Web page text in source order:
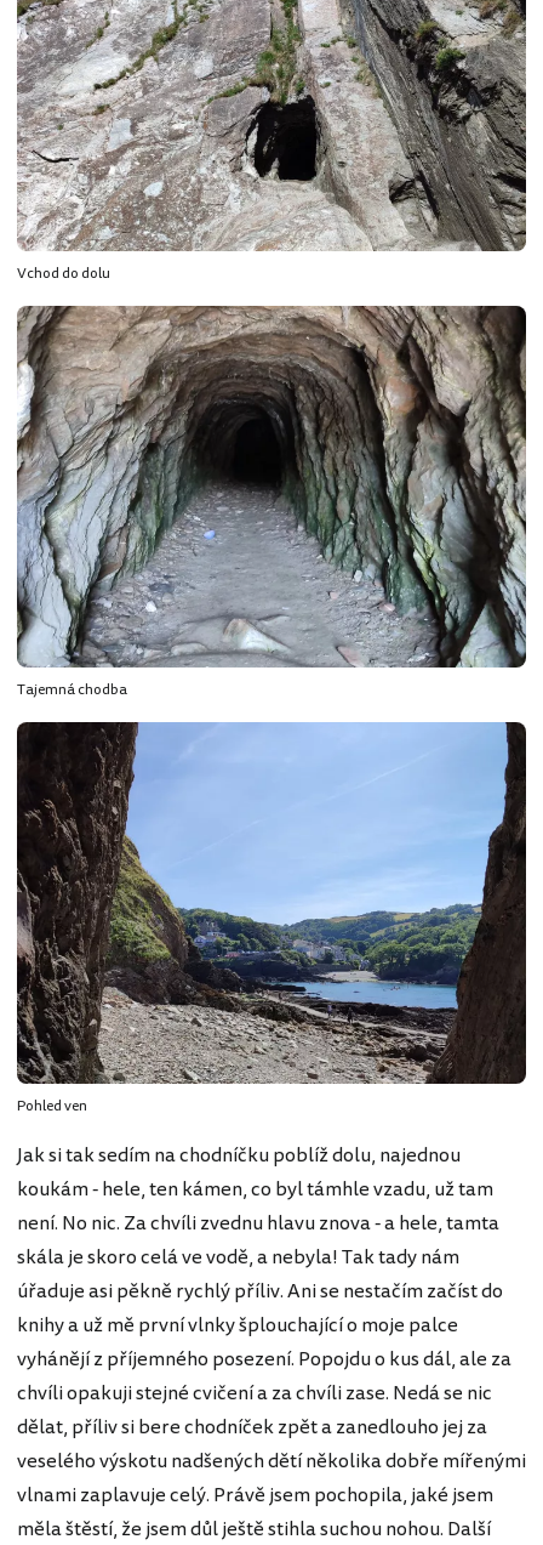
Vchod do dolu
Tajemná chodba
Pohled ven
Jak si tak sedím na chodníčku poblíž dolu, najednou
koukám - hele, ten kámen, co byl támhle vzadu, už tam
není. No nic. Za chvíli zvednu hlavu znova - a hele, tamta
skála je skoro celá ve vodě, a nebyla! Tak tady nám
úřaduje asi pěkně rychlý příliv. Ani se nestačím začíst do
knihy a už mě první vlnky šplouchající o moje palce
vyhánějí z příjemného posezení. Popojdu o kus dál, ale za
chvíli opakuji stejné cvičení a za chvíli zase. Nedá se nic
dělat, příliv si bere chodníček zpět a zanedlouho jej za
veselého výskotu nadšených dětí několika dobře mířenými
vlnami zaplavuje celý. Právě jsem pochopila, jaké jsem
měla štěstí, že jsem důl ještě stihla suchou nohou. Další